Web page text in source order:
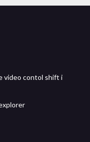
video contol shift i